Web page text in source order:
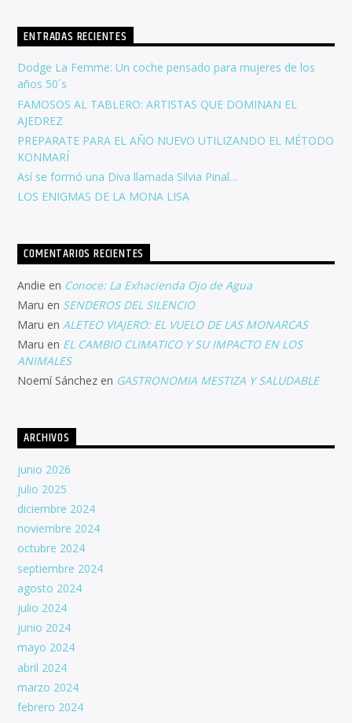
ENTRADAS RECIENTES
Dodge La Femme: Un coche pensado para mujeres de los
años 50´s
FAMOSOS AL TABLERO: ARTISTAS QUE DOMINAN EL
AJEDREZ
PREPARATE PARA EL AÑO NUEVO UTILIZANDO EL MÉTODO
KONMARÍ
Así se formó una Diva llamada Silvia Pinal…
LOS ENIGMAS DE LA MONA LISA
COMENTARIOS RECIENTES
Andie en Conoce: La Exhacienda Ojo de Agua
Maru en SENDEROS DEL SILENCIO
Maru enALETEO VIAJERO: EL VUELO DE LAS MONARCAS
Maru en EL CAMBIO CLIMATICO Y SU IMPACTO EN LOS
ANIMALES
Noemí Sánchez en GASTRONOMIA MESTIZA Y SALUDABLE
ARCHIVOS
junio 2026
julio 2025
diciembre 2024
noviembre 2024
octubre 2024
septiembre 2024
agosto 2024
julio 2024
junio 2024
mayo 2024
abril 2024
marzo 2024
febrero 2024